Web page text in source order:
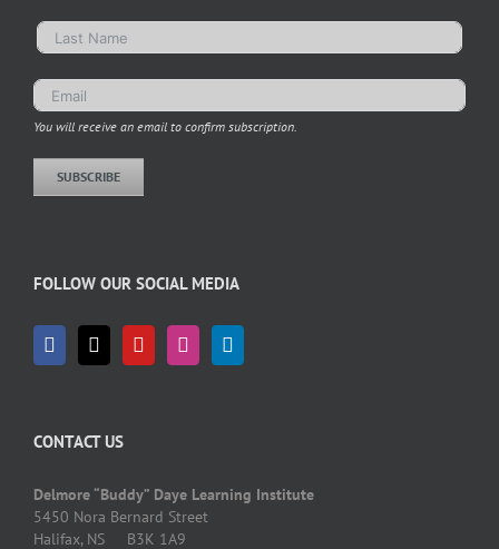
You will receive an email to confirm subscription.
SUBSCRIBE
FOLLOW OUR SOCIAL MEDIA
CONTACT US
Delmore “Buddy” Daye Learning Institute
5450 Nora Bernard Street
Halifax, NS B3K 1A9